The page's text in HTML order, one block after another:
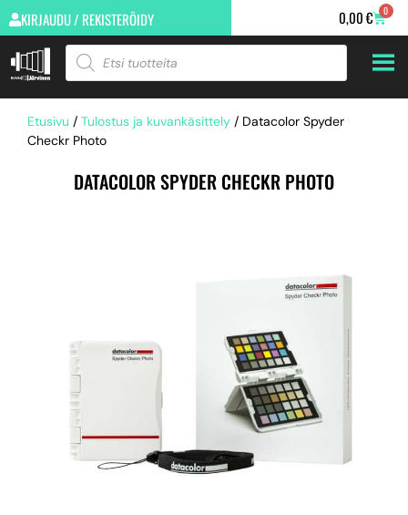
KIRJAUDU / REKISTERÖIDY 0,00€ 0
Etusivu / Tulostus ja kuvankäsittely / Datacolor Spyder
Checkr Photo
DATACOLOR SPYDER CHECKR PHOTO